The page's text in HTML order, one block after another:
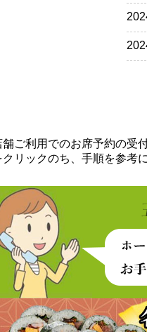
ご利用でのお席予約の受
リックのち、手順を参考